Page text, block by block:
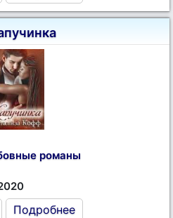
романы
Подробнее